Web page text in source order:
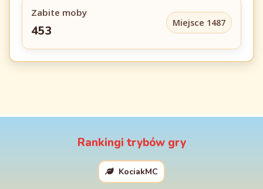
Zabite moby
453
Miejsce 1487
Rankingi trybów gry
KociakMC